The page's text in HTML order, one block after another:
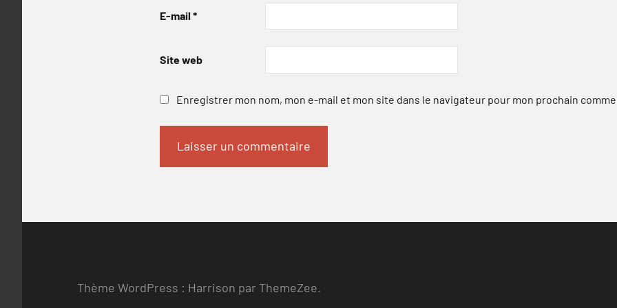
E-mail *
Site web
Enregistrer mon nom, mon e-mail et mon site dans le navigateur pour mon prochain
Thème WordPress : Harrison par ThemeZee.